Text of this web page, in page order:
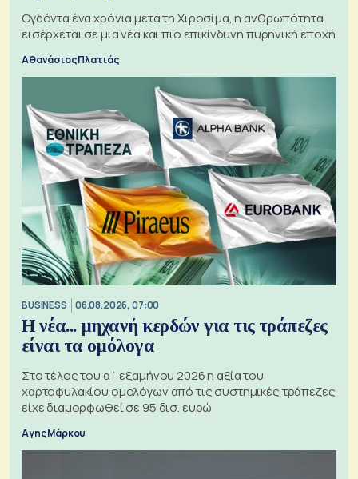
Ογδόντα ένα χρόνια μετά τη Χιροσίμα, η ανθρωπότητα
εισέρχεται σε μια νέα και πιο επικίνδυνη πυρηνική εποχή
Αθανάσιος Πλατιάς
BUSINESS 06.08.2026, 07:00
Η νέα... μηχανή κερδών για τις τράπεζες
είναι τα ομόλογα
Στο τέλος του α΄ εξαμήνου 2026 η αξία του
χαρτοφυλακίου ομολόγων από τις συστημικές τράπεζες
είχε διαμορφωθεί σε 95 δισ. ευρώ
Αγης Μάρκου